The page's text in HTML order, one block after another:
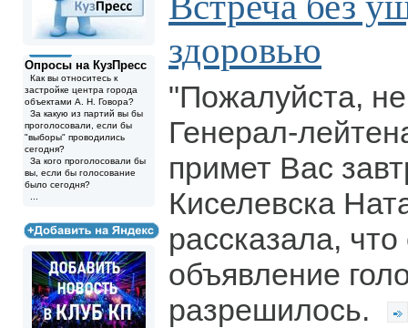
Опросы на КузПресс
Как вы относитесь к
застройке центра города
объектами А. Н. Говора?
За какую из партий вы бы
проголосовали, если бы
"выборы" проводились
сегодня?
За кого проголосовали бы
вы, если бы голосование
было сегодня?
здоровью
"Пожалуйста,
Генерал-
примет Вас
Киселевска
рассказала,
объявление
разрешилось.